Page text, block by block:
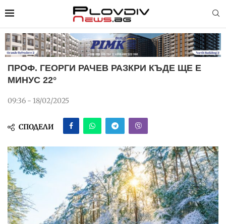
ПРОФ. ГЕОРГИ РАЧЕВ РАЗКРИ КЪДЕ ЩЕ Е
МИНУС 22°
09:36 - 18/02/2025
СПОДЕЛИ